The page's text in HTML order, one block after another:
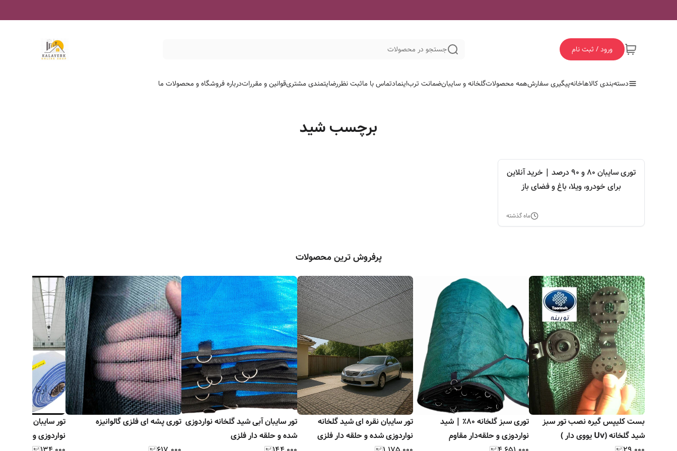
ورود / ثبت نام جستجو در محصولات
دسته‌بندی کالاهاخانهپیگیری سفارشهمه محصولاتگلخانه و سایبانضمانت ترباینمادتماس با ماثبت نظررضایتمندی مشتریقوانین و مقرراتدرباره فروشگاه و محصولات ما
برچسب شید
توری سایبان ۸۰ و ۹۰ درصد | خرید آنلاین
برای خودرو، ویلا، باغ و فضای باز
ماه گذشته
پرفروش ترین محصولات
بست کلیپس گیره نصب تور سبز
شید گلخانه (Uv یووی دار )
توری سبز گلخانه ۸۰٪ | شید
نواردوزی و حلقه‌دار مقاوم
تور سایبان نقره ای شید گلخانه
نواردوزی شده و حلقه دار فلزی
تور سایبان آبی شید گلخانه نواردوزی
شده و حلقه دار فلزی
توری پشه ای فلزی گالوانیزه
تور سایبان سفید
نواردوزی وحلقه دار